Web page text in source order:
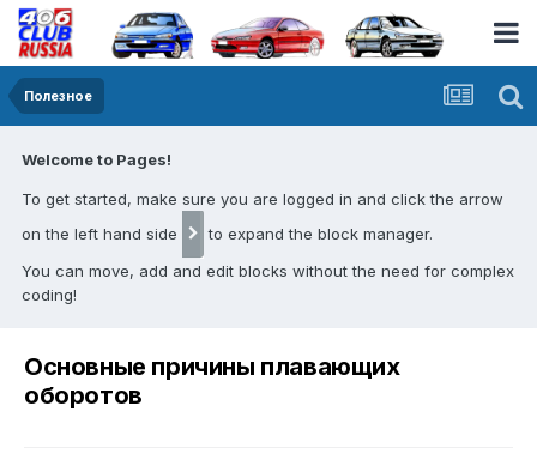
Полезное
Welcome to Pages!
To get started, make sure you are logged in and click the arrow
on the left hand side
to expand the block manager.
You can move, add and edit blocks without the need for complex
coding!
Основные причины плавающих
оборотов